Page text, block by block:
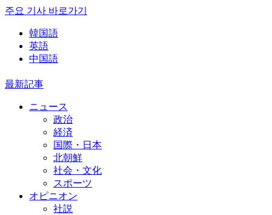
주요 기사 바로가기
韓国語
英語
中国語
最新記事
ニュース
政治
経済
国際・日本
北朝鮮
社会・文化
スポーツ
オピニオン
社説